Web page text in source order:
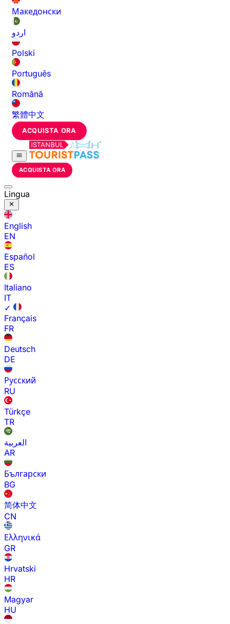
Македонски
اردو
Polski
Português
Română
繁體中文
ACQUISTA ORA
ACQUISTA ORA
Lingua
English
EN
Español
ES
Italiano
IT
✓
Français
FR
Deutsch
DE
Русский
RU
Türkçe
TR
العربية
AR
Български
BG
简体中文
CN
Ελληνικά
GR
Hrvatski
HR
Magyar
HU